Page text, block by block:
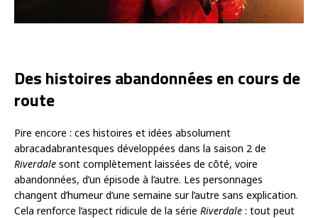
Des histoires abandonnées en cours de
route
Pire encore : ces histoires et idées absolument
abracadabrantesques développées dans la saison 2 de
Riverdale sont complètement laissées de côté, voire
abandonnées, d’un épisode à l’autre. Les personnages
changent d’humeur d’une semaine sur l’autre sans explication.
Cela renforce l’aspect ridicule de la série Riverdale : tout peut